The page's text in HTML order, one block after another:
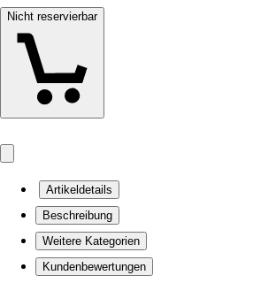
Nicht reservierbar
Artikeldetails
Beschreibung
Weitere Kategorien
Kundenbewertungen